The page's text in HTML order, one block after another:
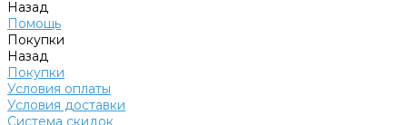
Назад
Помощь
Покупки
Назад
Покупки
Условия оплаты
Условия доставки
Система скидок